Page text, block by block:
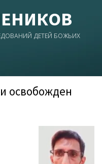
ДЕТЕЙ БОЖЬИХ
освобожден